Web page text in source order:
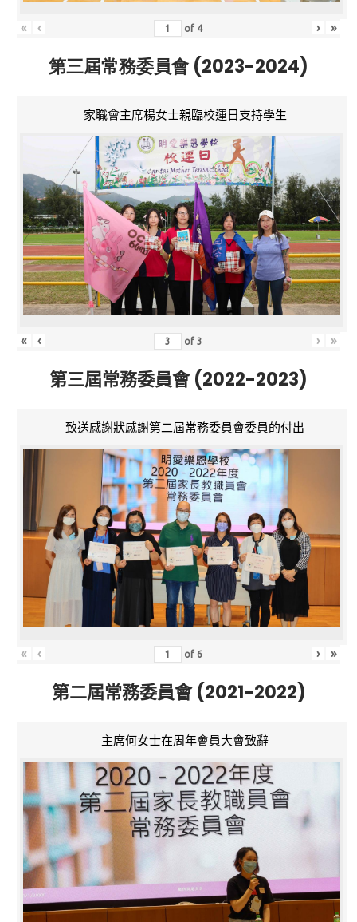
« ‹ of 4 › »
第三屆常務委員會 (2023-2024)
家職會主席楊女士親臨校運日支持學生
« ‹ of3 › »
第三屆常務委員會 (2022-2023)
致送感謝狀感謝第二屆常務委員會委員的付出
« ‹ of 6 › »
第二屆常務委員會 (2021-2022)
主席何女士在周年會員大會致辭